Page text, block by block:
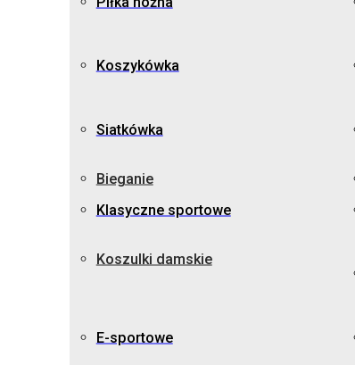
Koszykówka
Siatkówka
Bieganie
Klasyczne sportowe
Koszulki damskie
E-sportowe